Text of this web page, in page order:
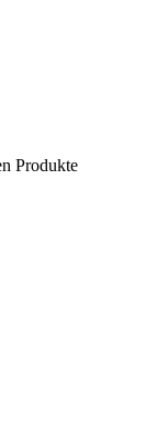
Produkte